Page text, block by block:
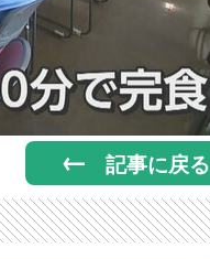
記事に戻る